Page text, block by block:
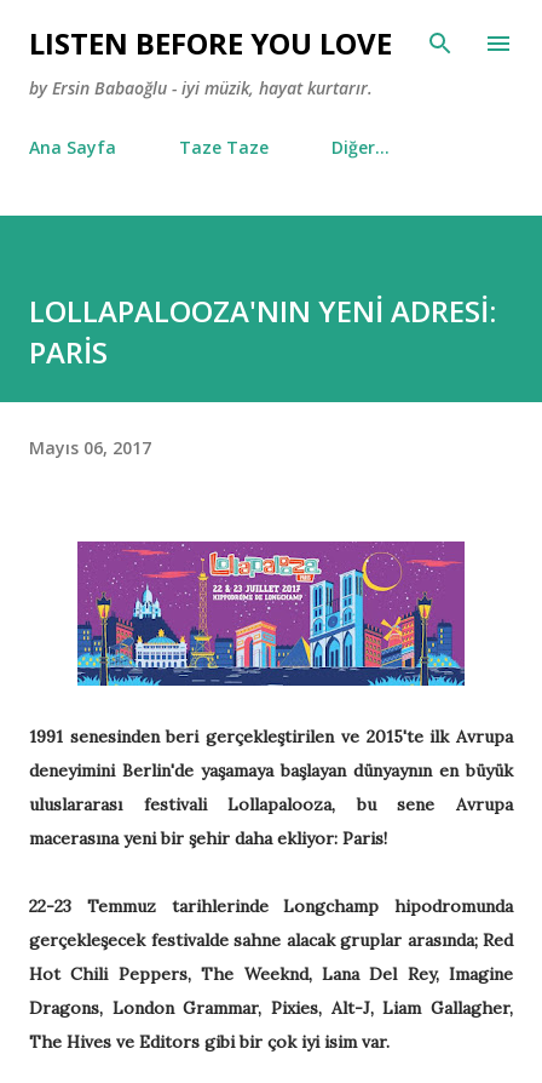
Ana içeriğe atla
LISTEN BEFORE YOU LOVE
by Ersin Babaoğlu - iyi müzik, hayat kurtarır.
Ana Sayfa Taze Taze Diğer…
LOLLAPALOOZA'NIN YENİ ADRESİ:
PARİS
Mayıs 06, 2017
1991 senesinden beri gerçekleştirilen ve 2015'te ilk Avrupa
deneyimini Berlin'de yaşamaya başlayan dünyaynın en büyük
uluslararası festivali Lollapalooza, bu sene Avrupa
macerasına yeni bir şehir daha ekliyor: Paris!
22-23 Temmuz tarihlerinde Longchamp hipodromunda
gerçekleşecek festivalde sahne alacak gruplar arasında; Red
Hot Chili Peppers, The Weeknd, Lana Del Rey, Imagine
Dragons, London Grammar, Pixies, Alt-J, Liam Gallagher,
The Hives ve Editors gibi bir çok iyi isim var.